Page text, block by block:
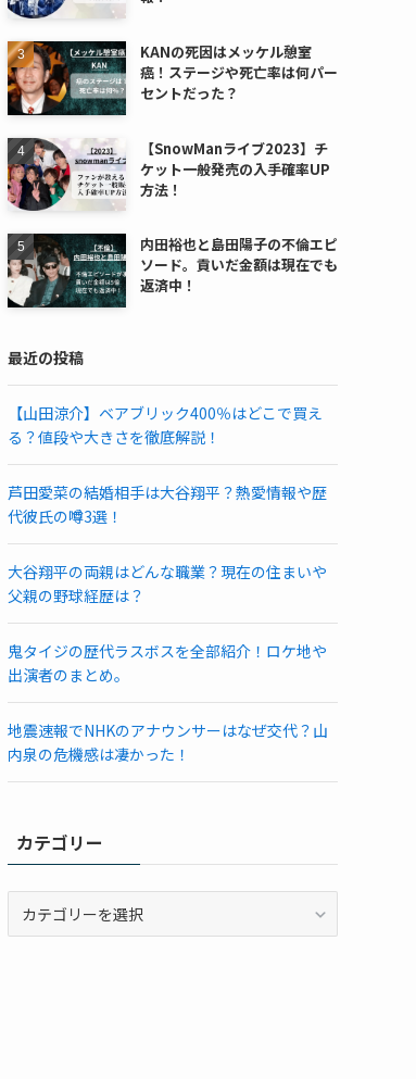
KANの死因はメッケル憩室
癌！ステージや死亡率は何パー
セントだった？
【SnowManライブ2023】チ
ケット一般発売の入手確率UP
方法！
内田裕也と島田陽子の不倫エピ
ソード。貢いだ金額は現在でも
返済中！
最近の投稿
【山田涼介】ベアブリック400％はどこで買え
る？値段や大きさを徹底解説！
芦田愛菜の結婚相手は大谷翔平？熱愛情報や歴
代彼氏の噂3選！
大谷翔平の両親はどんな職業？現在の住まいや
父親の野球経歴は？
鬼タイジの歴代ラスボスを全部紹介！ロケ地や
出演者のまとめ。
地震速報でNHKのアナウンサーはなぜ交代？山
内泉の危機感は凄かった！
カテゴリー